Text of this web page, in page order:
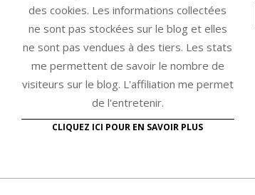
des cookies. Les informations collectées
ne sont pas stockées sur le blog et elles
ne sont pas vendues à des tiers. Les stats
me permettent de savoir le nombre de
visiteurs sur le blog. L'affiliation me permet
de l'entretenir.
CLIQUEZ ICI POUR EN SAVOIR PLUS